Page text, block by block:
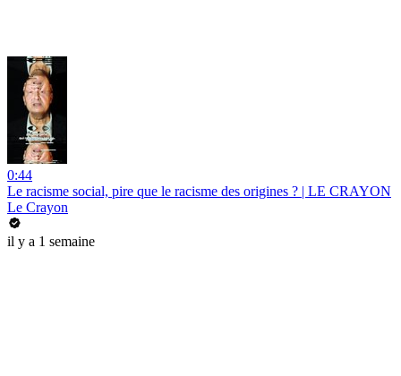
0:44
Le racisme social, pire que le racisme des origines ? | LE CRAYON
Le Crayon
il y a 1 semaine